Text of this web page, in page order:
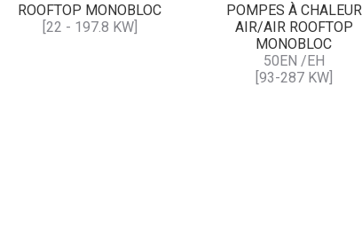
ROOFTOP MONOBLOC
[22 - 197.8 KW]
POMPES À CHALEUR
AIR/AIR ROOFTOP
MONOBLOC
50EN /EH
[93-287 KW]